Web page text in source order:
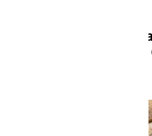
Bioparc Fuengirola
bienvenida a una